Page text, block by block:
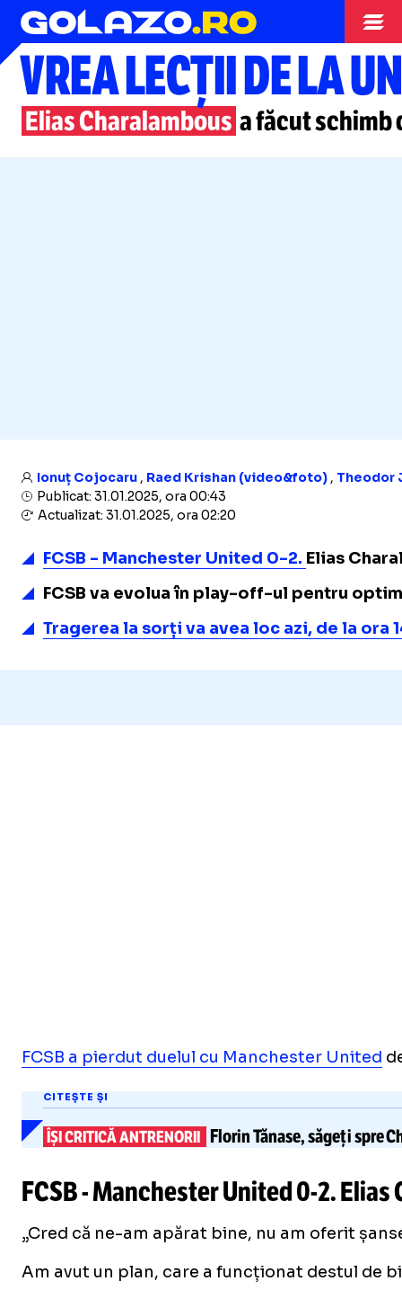
Europa League
VREA LECȚII DE LA
Elias Charalambous a făcut schimb
Ionuț Cojocaru, Raed Krishan (video&foto), Theodor
Publicat: 31.01.2025, ora 00:43
Actualizat: 31.01.2025, ora 02:20
FCSB - Manchester United 0-2. Elias
FCSB va evolua în play-off-ul pentru
Tragerea la sorți va avea loc azi, de la ora
FCSB a pierdut duelul cu Manchester United
CITEȘTE ȘI
ÎȘI CRITICĂ ANTRENORII Florin Tănase, săgeți spre
FCSB - Manchester United0-2. Elias
„Cred că ne-am apărat bine, nu am oferit
Am avut un plan, care a funcționat destul de